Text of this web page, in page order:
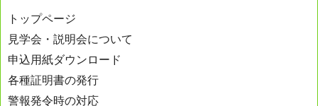
ビ
ゲ
ー
シ
トップページ
見学会・説明会について
申込用紙ダウンロード
各種証明書の発行
警報発令時の対応